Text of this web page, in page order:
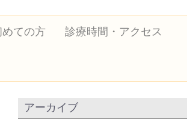
めての方 診療時間・アクセス
アーカイブ